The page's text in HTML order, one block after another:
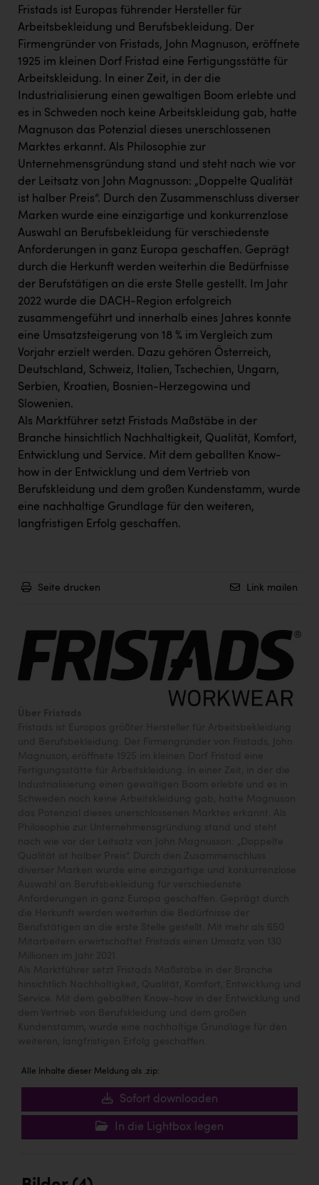
Fristads ist Europas führender Hersteller für
Arbeitsbekleidung und Berufsbekleidung. Der
Firmengründer von Fristads, John Magnuson, eröffnete
1925 im kleinen Dorf Fristad eine Fertigungsstätte für
Arbeitskleidung. In einer Zeit, in der die
Industrialisierung einen gewaltigen Boom erlebte und
es in Schweden noch keine Arbeitskleidung gab, hatte
Magnuson das Potenzial dieses unerschlossenen
Marktes erkannt. Als Philosophie zur
Unternehmensgründung stand und steht nach wie vor
der Leitsatz von John Magnusson: „Doppelte Qualität
ist halber Preis“. Durch den Zusammenschluss diverser
Marken wurde eine einzigartige und konkurrenzlose
Auswahl an Berufsbekleidung für verschiedenste
Anforderungen in ganz Europa geschaffen. Geprägt
durch die Herkunft werden weiterhin die Bedürfnisse
der Berufstätigen an die erste Stelle gestellt. Im Jahr
2022 wurde die DACH-Region erfolgreich
zusammengeführt und innerhalb eines Jahres konnte
eine Umsatzsteigerung von 18 % im Vergleich zum
Vorjahr erzielt werden. Dazu gehören Österreich,
Deutschland, Schweiz, Italien, Tschechien, Ungarn,
Serbien, Kroatien, Bosnien-Herzegowina und
Slowenien.
Als Marktführer setzt Fristads Maßstäbe in der
Branche hinsichtlich Nachhaltigkeit, Qualität, Komfort,
Entwicklung und Service. Mit dem geballten Know-
how in der Entwicklung und dem Vertrieb von
Berufskleidung und dem großen Kundenstamm, wurde
eine nachhaltige Grundlage für den weiteren,
langfristigen Erfolg geschaffen.
Seite drucken Link mailen
Alle Inhalte dieser Meldung als .zip:
Sofort downloaden
In die Lightbox legen